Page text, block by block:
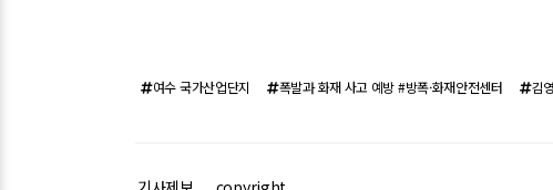
여수 국가산업단지 폭발과 화재 사고 예방 #방폭·화재안전센터 김